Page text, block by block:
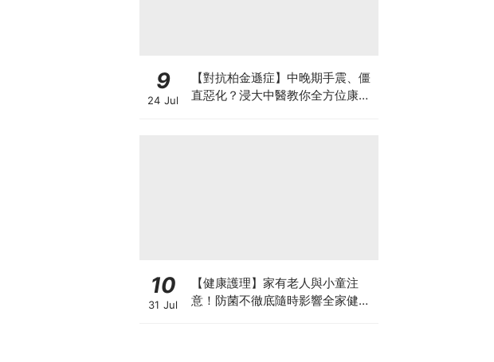
9
24 Jul
【對抗柏金遜症】中晚期手震、僵
直惡化？浸大中醫教你全方位康復
10
31 Jul
【健康護理】家有老人與小童注
意！防菌不徹底隨時影響全家健康